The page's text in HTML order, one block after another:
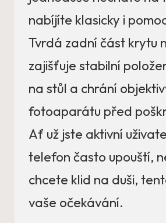
nabíjíte klasicky i
Tvrdá zadní část krytu
zajišťuje stabilní
na stůl a chrání
fotoaparátu před
Ať už jste aktivní
telefon často upouští,
chcete klid na duši,
vaše očekávání.